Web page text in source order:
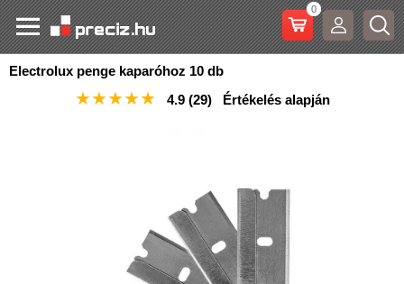
0
Electrolux penge kaparóhoz 10 db
★★★★★ 4.9 (29)Értékelés alapján